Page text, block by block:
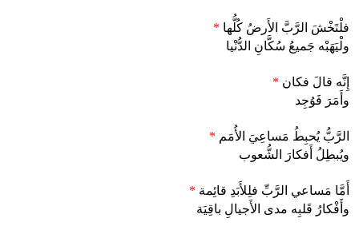
فلْتَخْشَ الرَّبَّ الأَرضُ كُلُّها *
ولْيَهَبْه جَميعُ سُكَّانِ الدُّنْيا
إِنَّه قالَ فكان *
وأَمَرَ فَوُجِد
الرَّبُّ يُحبِطُ مَساعِيَ الأُمَم *
ويُبطِلُ أَفكارَ الشُّعوب
أَمَّا مَساعي الرَّبِّ فلِلأَبَدِ قائِمة *
وأَفْكارُ قَلبِه مدى الأَجيالِ باقِيَة